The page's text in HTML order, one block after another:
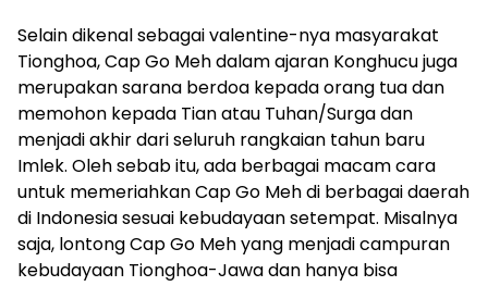
Selain dikenal sebagai valentine-nya masyarakat
Tionghoa, Cap Go Meh dalam ajaran Konghucu juga
merupakan sarana berdoa kepada orang tua dan
memohon kepada Tian atau Tuhan/Surga dan
menjadi akhir dari seluruh rangkaian tahun baru
Imlek. Oleh sebab itu, ada berbagai macam cara
untuk memeriahkan Cap Go Meh di berbagai daerah
di Indonesia sesuai kebudayaan setempat. Misalnya
saja, lontong Cap Go Meh yang menjadi campuran
kebudayaan Tionghoa-Jawa dan hanya bisa